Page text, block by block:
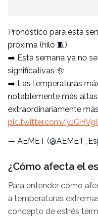
Pronóstico para esta
próxima (hilo 🧵)
➡️ Esta semana ya no
significativas 🌞
➡️ Las temperaturas
notablemente más
extraordinariamente
pic.twitter.com/
— AEMET
¿Cómo afecta el
Para entender cómo
a temperaturas
concepto de estrés